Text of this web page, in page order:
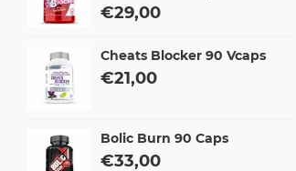
€29,00
Cheats Blocker 90 Vcaps
€21,00
Bolic Burn 90 Caps
€33,00